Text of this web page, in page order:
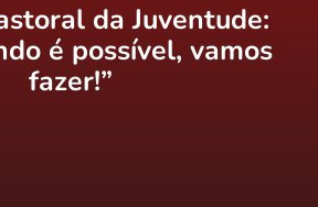
da Juventude:
é possível, vamos
fazer!”